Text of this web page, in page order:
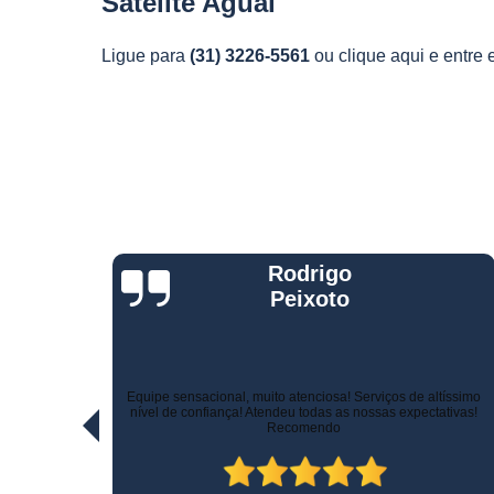
Ligue para (31) 3226-5561 ou clique aqui e entre
Jorge Eduardo
Rizzotti
Quando comprei fui muito bem atendido na hora da venda e
pelo suporte! Não demoraram para marcar a instalação e o
técnico tomou todo cuidado com meu carro. Estou trocando de
veículo e vou instalar no outro! Recomendo!